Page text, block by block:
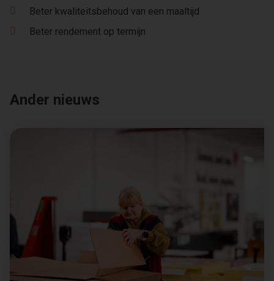
Beter kwaliteitsbehoud van een maaltijd
Beter rendement op termijn
Ander nieuws